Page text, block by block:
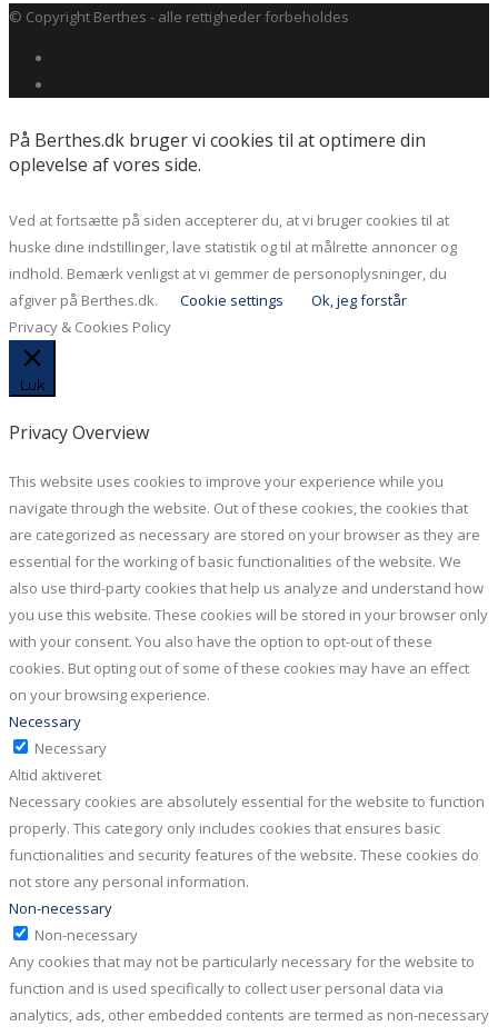
© Copyright Berthes - alle rettigheder forbeholdes
På Berthes.dk bruger vi cookies til at optimere din
oplevelse af vores side.
Ved at fortsætte på siden accepterer du, at vi bruger cookies til at
huske dine indstillinger, lave statistik og til at målrette annoncer og
indhold. Bemærk venligst at vi gemmer de personoplysninger, du
afgiver på Berthes.dk.
Cookie settings
Ok, jeg forstår
Privacy & Cookies Policy
Luk
Privacy Overview
This website uses cookies to improve your experience while you
navigate through the website. Out of these cookies, the cookies that
are categorized as necessary are stored on your browser as they are
essential for the working of basic functionalities of the website. We
also use third-party cookies that help us analyze and understand how
you use this website. These cookies will be stored in your browser only
with your consent. You also have the option to opt-out of these
cookies. But opting out of some of these cookies may have an effect
on your browsing experience.
Necessary
Necessary
Altid aktiveret
Necessary cookies are absolutely essential for the website to function
properly. This category only includes cookies that ensures basic
functionalities and security features of the website. These cookies do
not store any personal information.
Non-necessary
Non-necessary
Any cookies that may not be particularly necessary for the website to
function and is used specifically to collect user personal data via
analytics, ads, other embedded contents are termed as non-necessary